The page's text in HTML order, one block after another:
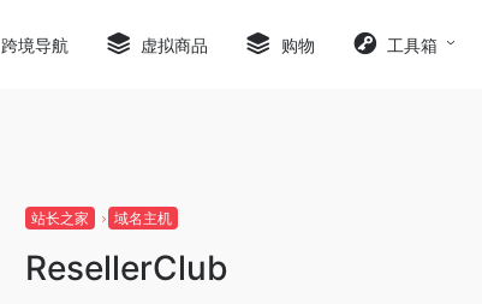
跨境导航 虚拟商品 购物 工具箱
站长之家 域名主机
ResellerClub